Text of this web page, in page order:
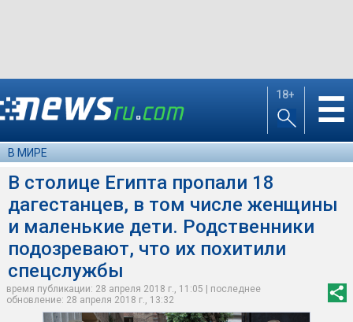
18+ ☰
В МИРЕ
В столице Египта пропали 18
дагестанцев, в том числе женщины
и маленькие дети. Родственники
подозревают, что их похитили
спецслужбы
время публикации: 28 апреля 2018 г., 11:05 | последнее
обновление: 28 апреля 2018 г., 13:32